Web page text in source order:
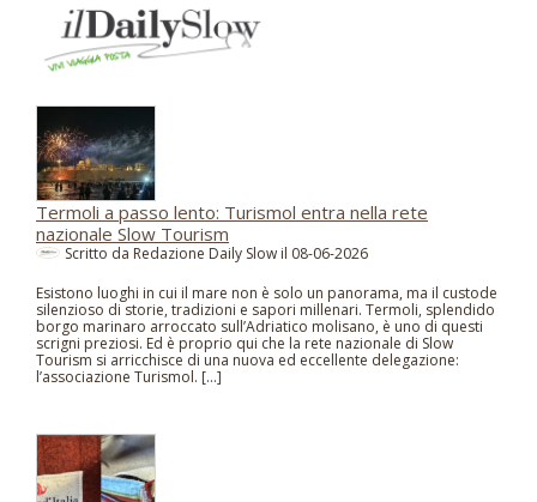
Termoli a passo lento: Turismol entra nella rete
nazionale Slow Tourism
Scritto da Redazione Daily Slow il 08-06-2026
Esistono luoghi in cui il mare non è solo un panorama, ma il custode
silenzioso di storie, tradizioni e sapori millenari. Termoli, splendido
borgo marinaro arroccato sull’Adriatico molisano, è uno di questi
scrigni preziosi. Ed è proprio qui che la rete nazionale di Slow
Tourism si arricchisce di una nuova ed eccellente delegazione:
l’associazione Turismol. […]